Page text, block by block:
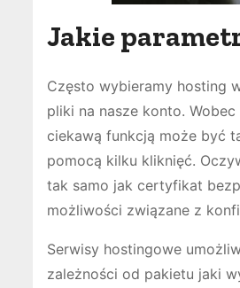
Jakie
Często wybieramy hosting
pliki na nasze konto.
ciekawą funkcją może być
pomocą kilku kliknięć.
tak samo jak certyfikat
możliwości związane z
Serwisy hostingowe
zależności od pakietu jaki